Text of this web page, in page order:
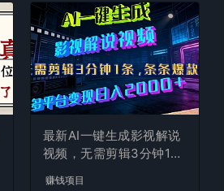
最新AI一键生成影视解说
视频，无需剪辑3分钟1
赚钱项目